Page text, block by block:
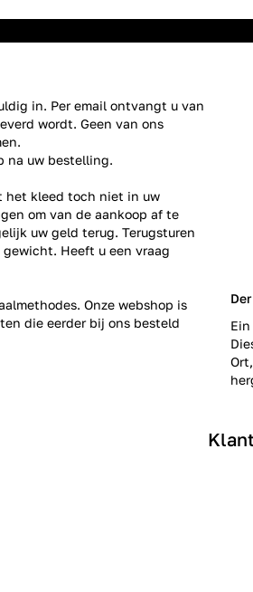
in. Per email ontvangt u van
wordt. Geen van ons
na uw bestelling.
het kleed toch niet in uw
om van de aankoop af te
uw geld terug. Terugsturen
Heeft u een vraag
Onze webshop is
die eerder bij ons besteld